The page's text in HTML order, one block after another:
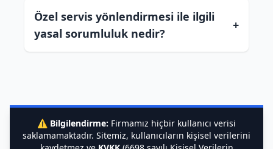
Özel servis yönlendirmesi ile ilgili
yasal sorumluluk nedir?
+
⚠️ Bilgilendirme: Firmamız hiçbir kullanıcı verisi
saklamamaktadır. Sitemiz, kullanıcıların kişisel verilerini